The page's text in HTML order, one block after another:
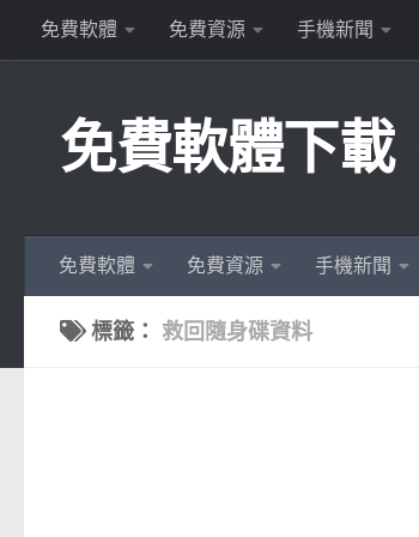
Skip to content
免費軟體 免費資源 手機新聞
免費軟體下載
免費軟體 免費資源 手機新聞
標籤： 救回隨身碟資料